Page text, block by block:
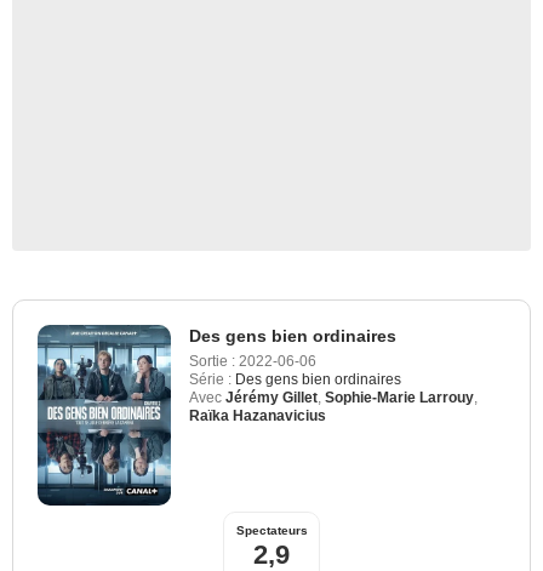
Des gens bien ordinaires
Sortie : 2022-06-06
Série : Des gens bien ordinaires
Avec Jérémy Gillet Sophie-Marie Larrouy
Raïka Hazanavicius
Spectateurs
2,9